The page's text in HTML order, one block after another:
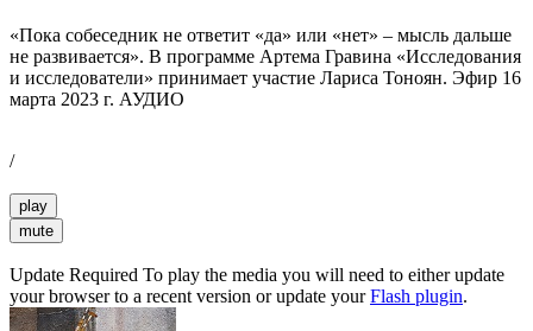
«Пока собеседник не ответит «да» или «нет» – мысль дальше
не развивается». В программе Артема Гравина «Исследования
и исследователи» принимает участие Лариса Тоноян. Эфир 16
марта 2023 г. АУДИО
/
play
mute
Update Required To play the media you will need to either update
your browser to a recent version or update yourFlash plugin.